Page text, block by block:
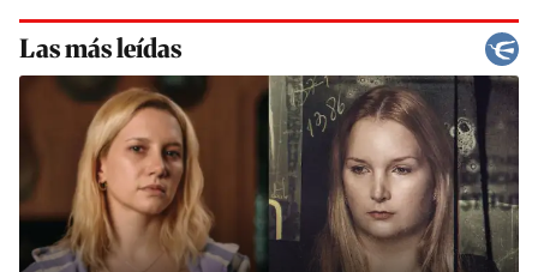
Las más leídas